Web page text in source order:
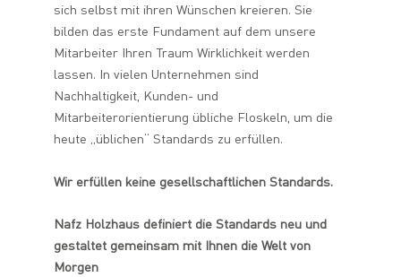
sich selbst mit ihren Wünschen kreieren. Sie
bilden das erste Fundament auf dem unsere
Mitarbeiter Ihren Traum Wirklichkeit werden
lassen. In vielen Unternehmen sind
Nachhaltigkeit, Kunden- und
Mitarbeiterorientierung übliche Floskeln, um die
heute „üblichen“ Standards zu erfüllen.
Wir erfüllen keine gesellschaftlichen Standards.
Nafz Holzhaus definiert die Standards neu und
gestaltet gemeinsam mit Ihnen die Welt von
Morgen